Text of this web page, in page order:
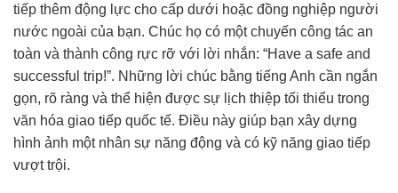
tiếp thêm động lực cho cấp dưới hoặc đồng nghiệp người
nước ngoài của bạn. Chúc họ có một chuyến công tác an
toàn và thành công rực rỡ với lời nhắn: “Have a safe and
successful trip!”. Những lời chúc bằng tiếng Anh cần ngắn
gọn, rõ ràng và thể hiện được sự lịch thiệp tối thiểu trong
văn hóa giao tiếp quốc tế. Điều này giúp bạn xây dựng
hình ảnh một nhân sự năng động và có kỹ năng giao tiếp
vượt trội.